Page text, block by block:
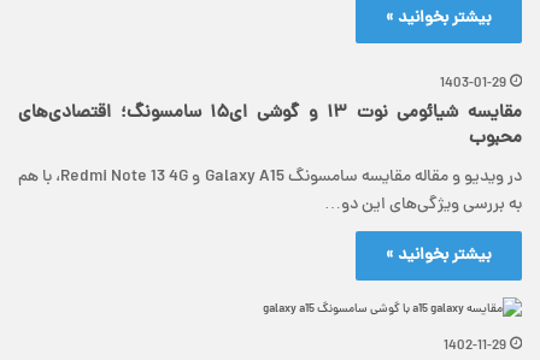
بیشتر بخوانید »
1403-01-29
مقایسه شیائومی نوت ١٣ و گوشی ای۱۵ سامسونگ؛ اقتصادی‌های
محبوب
در ویدیو و مقاله مقایسه سامسونگ Galaxy A15 و Redmi Note 13 4G، با هم
به بررسی ویژگی‌های این دو…
بیشتر بخوانید »
1402-11-29